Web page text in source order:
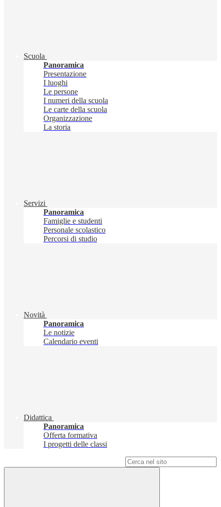
Scuola
Panoramica
Presentazione
I luoghi
Le persone
I numeri della scuola
Le carte della scuola
Organizzazione
La storia
Servizi
Panoramica
Famiglie e studenti
Personale scolastico
Percorsi di studio
Novità
Panoramica
Le notizie
Calendario eventi
Didattica
Panoramica
Offerta formativa
I progetti delle classi